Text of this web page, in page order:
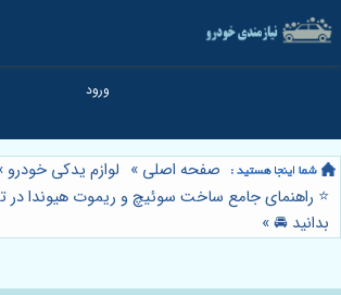
صفحه اصلی » لوازم یدکی خودرو
⭐️ راهنمای جامع ساخت سوئیچ و ریموت هیوندا در
بدانید 🚘»